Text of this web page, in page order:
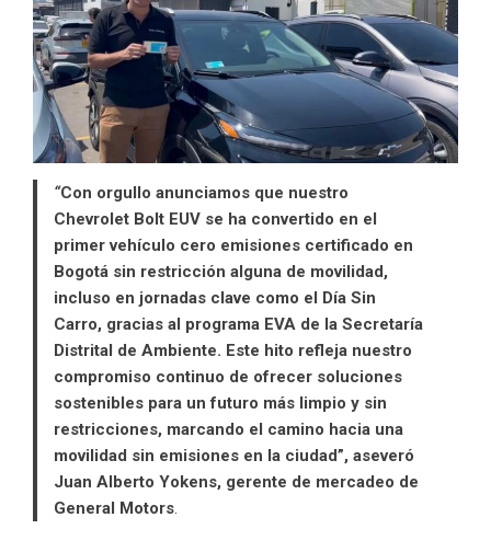
“Con orgullo anunciamos que nuestro
Chevrolet Bolt EUV se ha convertido en el
primer vehículo cero emisiones certificado en
Bogotá sin restricción alguna de movilidad,
incluso en jornadas clave como el Día Sin
Carro, gracias al programa EVA de la Secretaría
Distrital de Ambiente. Este hito refleja nuestro
compromiso continuo de ofrecer soluciones
sostenibles para un futuro más limpio y sin
restricciones, marcando el camino hacia una
movilidad sin emisiones en la ciudad”, aseveró
Juan Alberto Yokens, gerente de mercadeo de
General Motors.